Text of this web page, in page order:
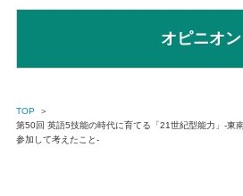
オピニオン
TOP
＞
第50回 英語5技能の時代に育てる「21世紀型能力」‐東
参加して考えたこと‐